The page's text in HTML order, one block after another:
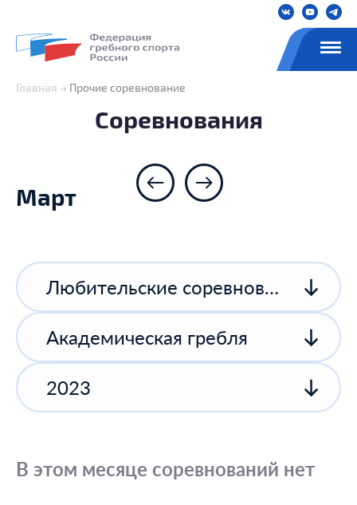
Главная Прочие соревнование
Соревнования
Март
Любительские соревнования
Академическая гребля
2023
В этом месяце соревнований нет